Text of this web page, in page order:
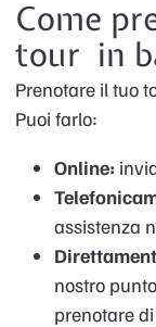
Come
tour in
Prenotare il tuo
Puoi farlo:
Online:
assistenza
nostro
prenotare